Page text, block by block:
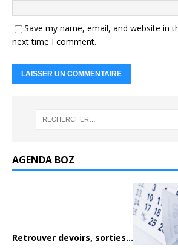
Save my name, email, and website in
next time I comment.
AGENDA BOZ
Retrouver devoirs, sorties...